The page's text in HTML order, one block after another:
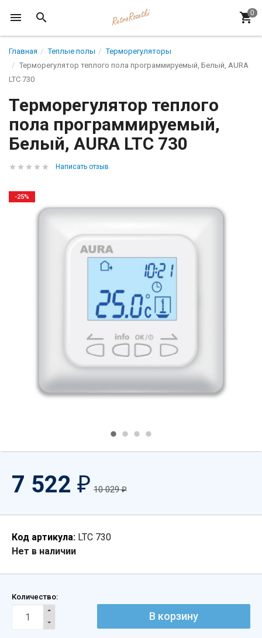
Главная Теплые полы
Терморегуляторы
Терморегулятор теплого пола программируемый, Белый, AURA
LTC 730
Терморегулятор теплого
пола программируемый,
Белый, AURA LTC 730
Написать отзыв
-25%
7 522 ₽ 10 029₽
Код артикула: LTC 730
Нет в наличии
Количество: